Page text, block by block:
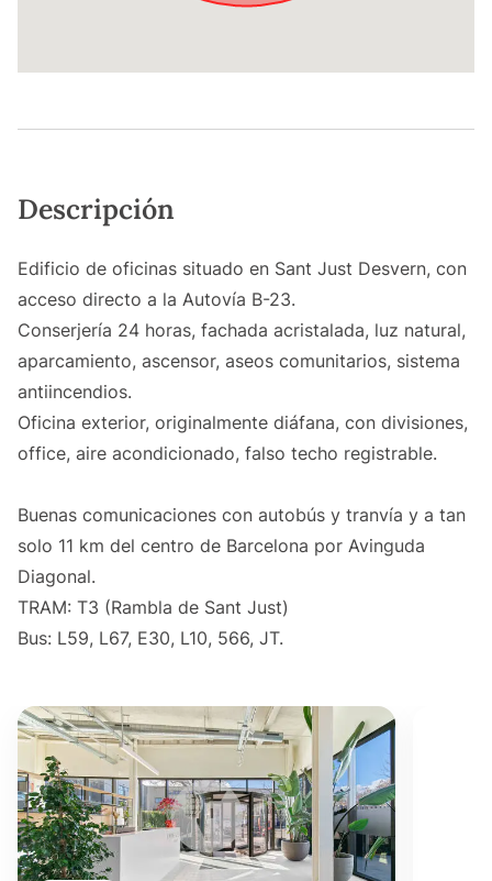
Descripción
Edificio de oficinas situado en Sant Just Desvern, con
acceso directo a la Autovía B-23.
Conserjería 24 horas, fachada acristalada, luz natural,
aparcamiento, ascensor, aseos comunitarios, sistema
antiincendios.
Oficina exterior, originalmente diáfana, con divisiones,
office, aire acondicionado, falso techo registrable.
Buenas comunicaciones con autobús y tranvía y a tan
solo 11 km del centro de Barcelona por Avinguda
Diagonal.
TRAM: T3 (Rambla de Sant Just)
Bus: L59, L67, E30, L10, 566, JT.